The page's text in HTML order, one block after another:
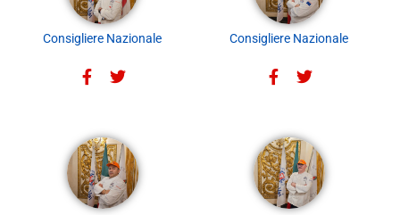
Consigliere Nazionale Consigliere Nazionale